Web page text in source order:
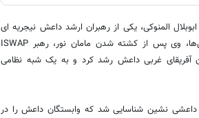
المنوکی، یکی از رهبران ارشد داعش نیجریه ای
بود که در سال ۱۹۸۲ در ایالت بورنو متولد شد. بنا بر گزارش‌ها، وی پس از کشته شدن مامان نور، رهبر ISWAP
آفریقای داعش} در سال ۲۰۱۸، در استان آفریقای غربی داعش رشد کرد و به یک شبه نظامی
داعشی نشین شناسایی شد که وابستگان داعش را در